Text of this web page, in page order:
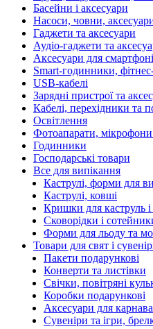
Басейни і аксесуари
Насоси, човни,
Гаджети та аксесуари
Аудіо-гаджети та
Аксесуари для
Smart-годинники,
USB-кабелі
Зарядні пристрої та
Кабелі, перехідники та
Освітлення
Фотоапарати,
Годинники
Господарські товари
Все для випікання
Каструлі, форми для
Каструлі, ковші
Кришки для каструль і
Сковорідки і
Форми для льоду та
Товари для свят і
Пакети подарункові
Конверти та листівки
Свічки, повітряні
Коробки подарункові
Аксесуари для
Сувеніри та ігри,